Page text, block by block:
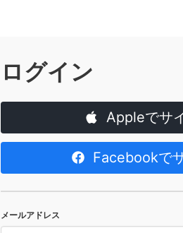
ログイン
Appleでサ
Facebookで
メールアドレス